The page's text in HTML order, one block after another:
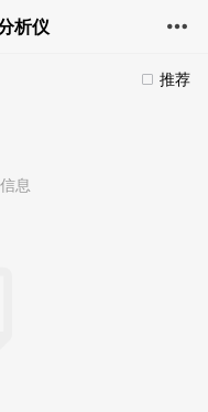
析仪
推荐
息